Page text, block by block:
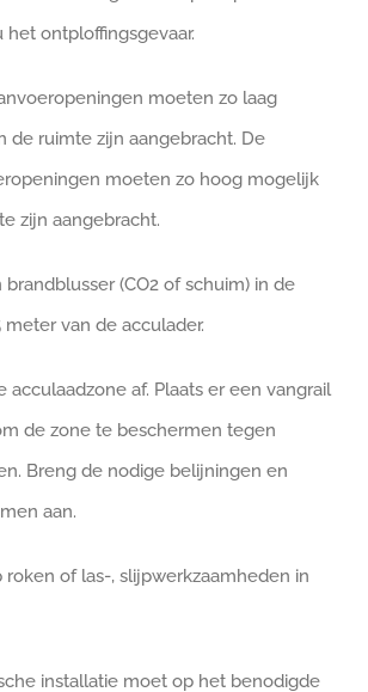
het ontploffingsgevaar.
moeten zo laag
de ruimte zijn aangebracht. De
moeten zo hoog mogelijk
zijn aangebracht.
brandblusser (CO2 of schuim) in de
meter van de acculader.
acculaadzone af. Plaats er een vangrail
de zone te beschermen tegen
Breng de nodige belijningen en
aan.
roken of las-, slijpwerkzaamheden in
installatie moet op het benodigde